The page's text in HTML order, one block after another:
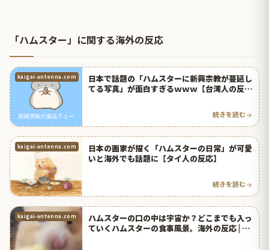
「ハムスター」に関する海外の反応
kaigai-antenna.com
日本で話題の「ハムスターに新興宗教が蔓延し
てる写真」が面白すぎるｗｗｗ【台湾人の反
続きを読む
kaigai-antenna.com
日本の画家が描く「ハムスターの日常」が可愛
いと海外でも話題に【タイ人の反応】
続きを読む
kaigai-antenna.com
ハムスターの口の中は宇宙か？どこまでも入っ
ていくハムスターの食事風景。海外の反応 | 海